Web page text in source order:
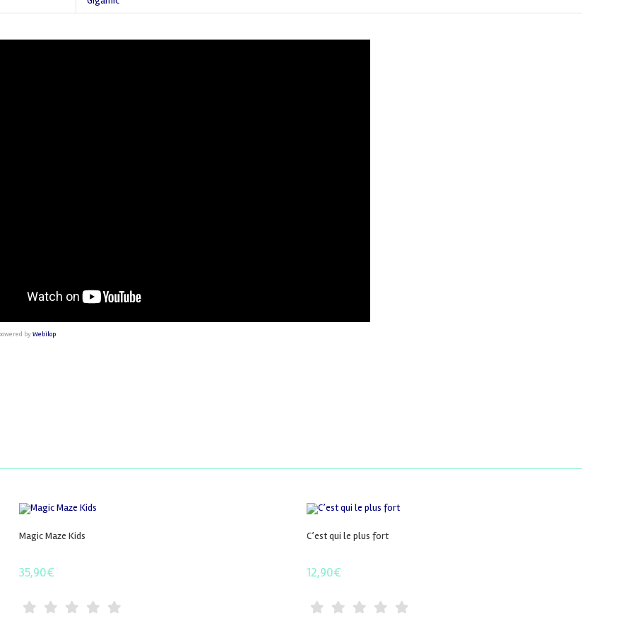
byWebilop
Magic Maze Kids
35,90€
C’est qui le plus fort
12,90€